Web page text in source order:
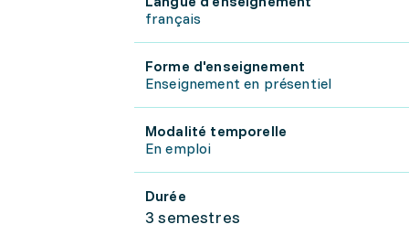
français
Forme d'enseignement
Enseignement en présentiel
Modalité temporelle
En emploi
Durée
3 semestres